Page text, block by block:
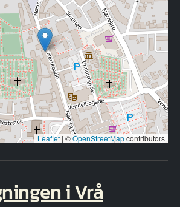
Leaflet | ©OpenStreetMapcontributors
i Vrå